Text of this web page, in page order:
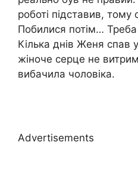
роботі підставив, тому
Побилися потім…
Кілька днів Женя спав
жіноче серце не
вибачила чоловіка.
Advertisements